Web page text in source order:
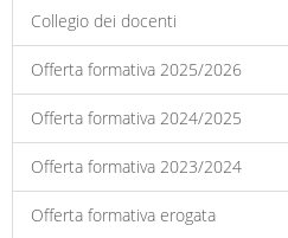
Collegio dei docenti
Offerta formativa 2025/2026
Offerta formativa 2024/2025
Offerta formativa 2023/2024
Offerta formativa erogata